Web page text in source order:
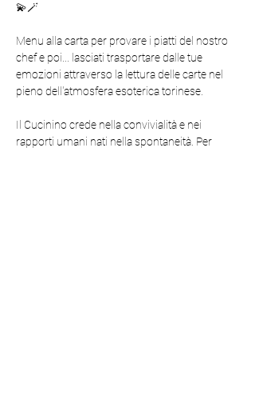
💫🪄
Menu alla carta per provare i piatti del nostro
chef e poi... lasciati trasportare dalle tue
emozioni attraverso la lettura delle carte nel
pieno dell'atmosfera esoterica torinese.
Il Cucinino crede nella convivialità e nei
rapporti umani nati nella spontaneità. Per